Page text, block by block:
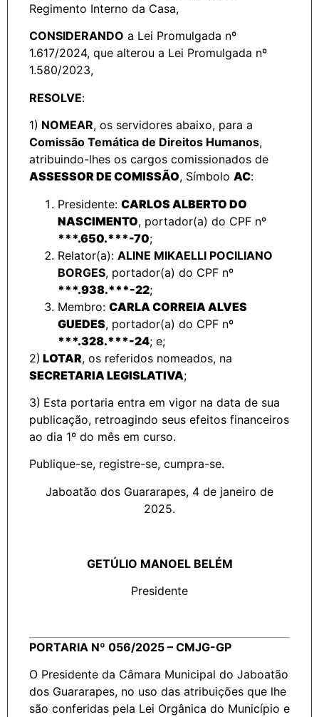
Regimento Interno da Casa,
CONSIDERANDO a Lei Promulgada nº
1.617/2024, que alterou a Lei Promulgada nº
1.580/2023,
RESOLVE:
1) NOMEAR, os servidores abaixo, para a
Comissão Temática de Direitos Humanos,
atribuindo-lhes os cargos comissionados de
ASSESSOR DE COMISSÃO, Símbolo AC:
Presidente: CARLOS ALBERTO DO
NASCIMENTO, portador(a) do CPF nº
***.650.***-70;
Relator(a): ALINE MIKAELLI POCILIANO
BORGES, portador(a) do CPF nº
***.938.***-22;
Membro: CARLA CORREIA ALVES
GUEDES, portador(a) do CPF nº
***.328.***-24; e;
2) LOTAR, os referidos nomeados, na
SECRETARIA LEGISLATIVA;
3) Esta portaria entra em vigor na data de sua
publicação, retroagindo seus efeitos financeiros
ao dia 1º do mês em curso.
Publique-se, registre-se, cumpra-se.
Jaboatão dos Guararapes, 4 de janeiro de
2025.
GETÚLIO MANOEL BELÉM
Presidente
PORTARIA Nº 056/2025 – CMJG-GP
O Presidente da Câmara Municipal do Jaboatão
dos Guararapes, no uso das atribuições que lhe
são conferidas pela Lei Orgânica do Município e